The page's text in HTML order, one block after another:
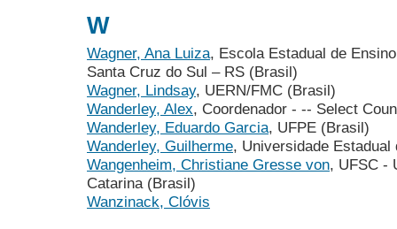
W
Wagner, Ana Luiza, Escola Estadual de
Santa Cruz do Sul – RS (Brasil)
Wagner, Lindsay, UERN/FMC (Brasil)
Wanderley, Alex, Coordenador - -- Select
Wanderley, Eduardo Garcia, UFPE (Brasil)
Wanderley, Guilherme, Universidade
Wangenheim, Christiane Gresse von, UFSC -
Catarina (Brasil)
Wanzinack, Clóvis